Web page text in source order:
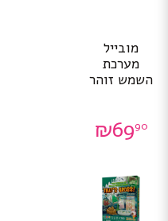
מובייל
מערכת
השמש זוהר
₪6990